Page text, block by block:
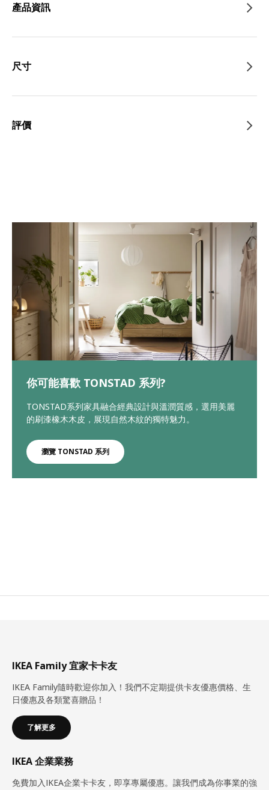
產品資訊
尺寸
評價
你可能喜歡 TONSTAD 系列?
TONSTAD系列家具融合經典設計與溫潤質感，選用美麗
的刷漆橡木木皮，展現自然木紋的獨特魅力。
瀏覽 TONSTAD 系列
IKEA Family 宜家卡卡友
IKEA Family隨時歡迎你加入！我們不定期提供卡友優惠價格、生
日優惠及各類驚喜贈品！
了解更多
IKEA 企業業務
免費加入IKEA企業卡卡友，即享專屬優惠。讓我們成為你事業的強